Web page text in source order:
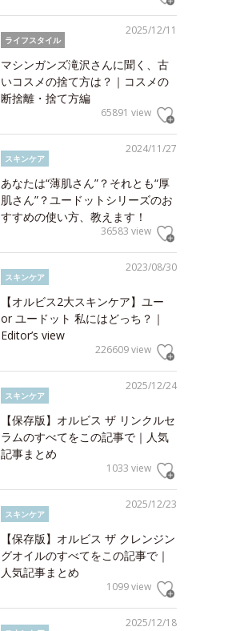
2025/12/11
ライフスタイル
マシンガンズ滝沢さんに聞く、古
いコスメの捨て方は？｜コスメの
断捨離・捨て方編
65891 view
2024/11/27
スキンケア
あなたは“薄肌さん”？それとも“厚
肌さん”？ユードットシリーズのお
すすめの使い方、教えます！
36583 view
2023/08/30
スキンケア
【オルビス2大スキンケア】ユー
or ユードット 私にはどっち？｜
Editor’s view
226609 view
2025/12/24
スキンケア
【保存版】オルビス ザ リンクルセ
ラムのすべてをこの記事で｜人気
記事まとめ
1033 view
2025/12/23
スキンケア
【保存版】オルビス ザ クレンジン
グオイルのすべてをこの記事で｜
人気記事まとめ
1099 view
2025/12/18